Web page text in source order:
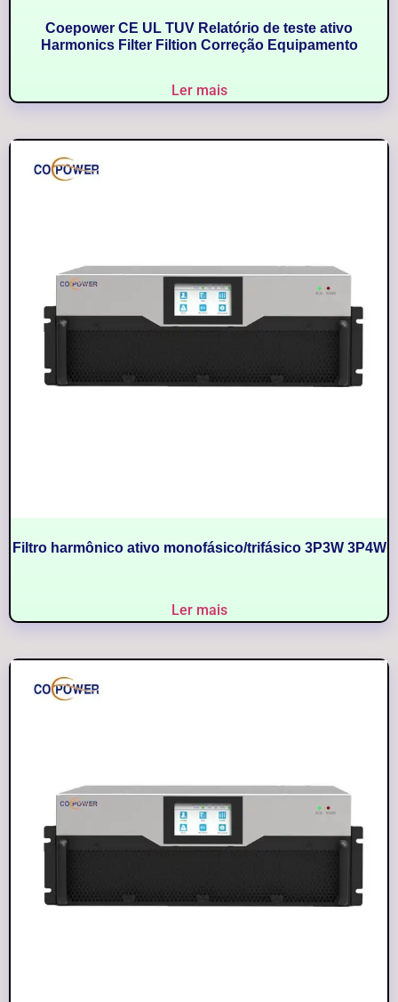
Coepower CE UL TUV Relatório de teste ativo
Harmonics Filter Filtion Correção Equipamento
Ler mais
Filtro harmônico ativo monofásico/trifásico 3P3W 3P4W
Ler mais